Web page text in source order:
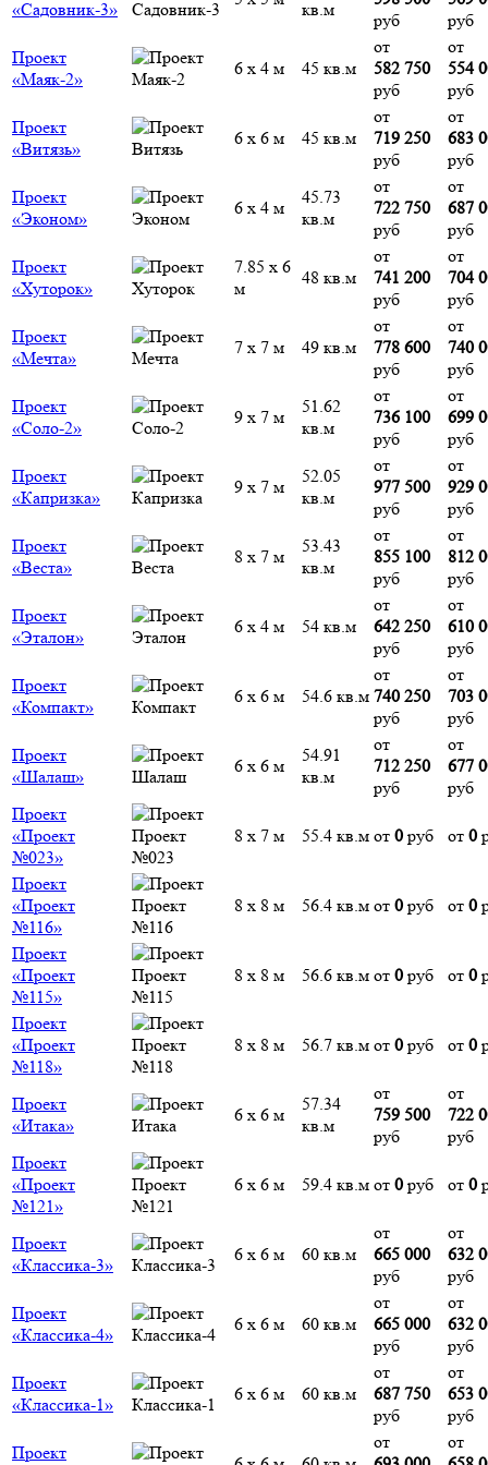
«Садовник-3»
кв.м
руб
руб
Проект
«Маяк-2»
6 х 4 м 45 кв.м
от
582 750
руб
от
554
руб
Проект
«Витязь»
6 х 6 м 45 кв.м
от
719 250
руб
от
683
руб
Проект
«Эконом»
6 х 4 м
45.73
кв.м
от
722 750
руб
от
687
руб
Проект
«Хуторок»
7.85 х 6
м
48 кв.м
от
741 200
руб
от
704
руб
Проект
«Мечта»
7 х 7 м 49 кв.м
от
778 600
руб
от
740
руб
Проект
«Соло-2»
9 х 7 м
51.62
кв.м
от
736 100
руб
от
699
руб
Проект
«Капризка»
9 х 7 м
52.05
кв.м
от
977 500
руб
от
929
руб
Проект
«Веста»
8 х 7 м
53.43
кв.м
от
855 100
руб
от
812
руб
Проект
«Эталон»
6 х 4 м 54 кв.м
от
642 250
руб
от
610
руб
Проект
«Компакт»
6 х 6 м 54.6 кв.м
от
740 250
руб
от
703
руб
Проект
«Шалаш»
6 х 6 м
54.91
кв.м
от
712 250
руб
от
677
руб
Проект
«Проект
№023»
8 х 7 м 55.4 кв.м от 0 руб от 0
Проект
«Проект
№116»
8 х 8 м 56.4 кв.м от 0 руб от 0
Проект
«Проект
№115»
8 х 8 м 56.6 кв.м от 0 руб от 0
Проект
«Проект
№118»
8 х 8 м 56.7 кв.м от 0 руб от 0
Проект
«Итака»
6 х 6 м
57.34
кв.м
от
759 500
руб
от
722
руб
Проект
«Проект
№121»
6 х 6 м 59.4 кв.м от 0 руб от 0
Проект
«Классика-3»
6 х 6 м 60 кв.м
от
665 000
руб
от
632
руб
Проект
«Классика-4»
6 х 6 м 60 кв.м
от
665 000
руб
от
632
руб
Проект
«Классика-1»
6 х 6 м 60 кв.м
от
687 750
руб
от
653
руб
Проект
от
от